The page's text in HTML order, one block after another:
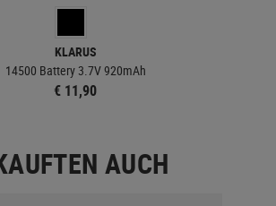
KLARUS
14500 Battery 3.7V 920mAh
€ 11,90
AUCH